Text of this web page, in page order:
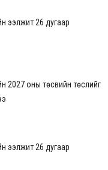
ээлжит 26 дугаар
2027 оны төсвийн төслийг
ээлжит 26 дугаар